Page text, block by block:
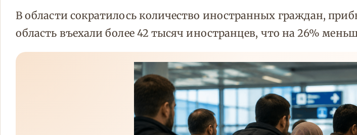
В области сократилось количество иностранных граждан,
область въехали более 42 тысяч иностранцев, что на 26%